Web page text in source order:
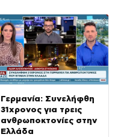
Γερμανία: Συνελήφθη
31χρονος για τρεις
ανθρωποκτονίες στην
Ελλάδα